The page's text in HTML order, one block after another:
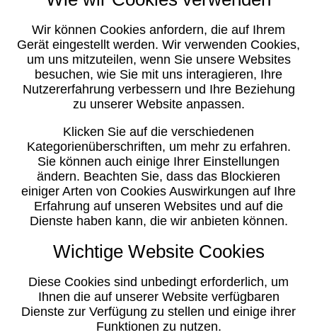
Wir können Cookies anfordern, die auf Ihrem
Gerät eingestellt werden. Wir verwenden Cookies,
um uns mitzuteilen, wenn Sie unsere Websites
besuchen, wie Sie mit uns interagieren, Ihre
Nutzererfahrung verbessern und Ihre Beziehung
zu unserer Website anpassen.
Klicken Sie auf die verschiedenen
Kategorienüberschriften, um mehr zu erfahren.
Sie können auch einige Ihrer Einstellungen
ändern. Beachten Sie, dass das Blockieren
einiger Arten von Cookies Auswirkungen auf Ihre
Erfahrung auf unseren Websites und auf die
Dienste haben kann, die wir anbieten können.
Wichtige Website Cookies
Diese Cookies sind unbedingt erforderlich, um
Ihnen die auf unserer Website verfügbaren
Dienste zur Verfügung zu stellen und einige ihrer
Funktionen zu nutzen.